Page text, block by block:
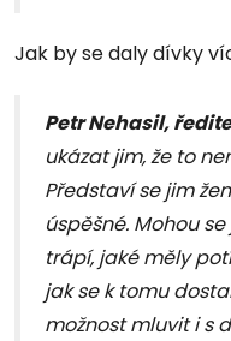
Jak by se daly dívky
Petr Nehasil,
ukázat jim, že to
Představí se jim
úspěšné. Mohou
trápí, jaké měly
jak se k tomu
možnost mluvit i s